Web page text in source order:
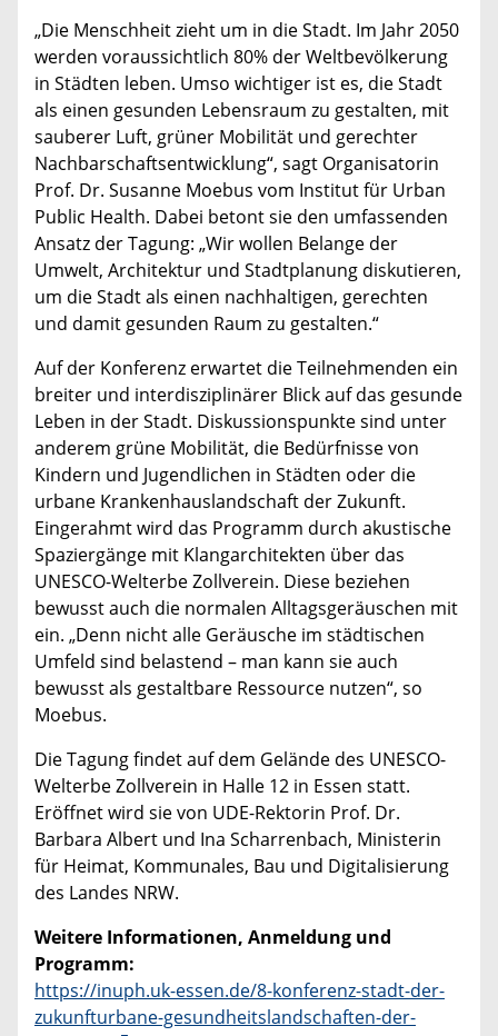
„Die Menschheit zieht um in die Stadt. Im Jahr 2050
werden voraussichtlich 80% der Weltbevölkerung
in Städten leben. Umso wichtiger ist es, die Stadt
als einen gesunden Lebensraum zu gestalten, mit
sauberer Luft, grüner Mobilität und gerechter
Nachbarschaftsentwicklung“, sagt Organisatorin
Prof. Dr. Susanne Moebus vom Institut für Urban
Public Health. Dabei betont sie den umfassenden
Ansatz der Tagung: „Wir wollen Belange der
Umwelt, Architektur und Stadtplanung diskutieren,
um die Stadt als einen nachhaltigen, gerechten
und damit gesunden Raum zu gestalten.“
Auf der Konferenz erwartet die Teilnehmenden ein
breiter und interdisziplinärer Blick auf das gesunde
Leben in der Stadt. Diskussionspunkte sind unter
anderem grüne Mobilität, die Bedürfnisse von
Kindern und Jugendlichen in Städten oder die
urbane Krankenhauslandschaft der Zukunft.
Eingerahmt wird das Programm durch akustische
Spaziergänge mit Klangarchitekten über das
UNESCO-Welterbe Zollverein. Diese beziehen
bewusst auch die normalen Alltagsgeräuschen mit
ein. „Denn nicht alle Geräusche im städtischen
Umfeld sind belastend – man kann sie auch
bewusst als gestaltbare Ressource nutzen“, so
Moebus.
Die Tagung findet auf dem Gelände des UNESCO-
Welterbe Zollverein in Halle 12 in Essen statt.
Eröffnet wird sie von UDE-Rektorin Prof. Dr.
Barbara Albert und Ina Scharrenbach, Ministerin
für Heimat, Kommunales, Bau und Digitalisierung
des Landes NRW.
Weitere Informationen, Anmeldung und
Programm:
https://inuph.uk-essen.de/8-konferenz-stadt-der-
zukunfturbane-gesundheitslandschaften-der-